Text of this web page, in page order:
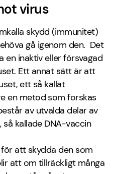
virus
skydd (immunitet)
gå igenom den. Det
en inaktiv eller försvagad
Ett annat sätt är att
ett så kallat
en metod som forskas
av utvalda delar av
kallade DNA-vaccin
att skydda den som
att om tillräckligt många